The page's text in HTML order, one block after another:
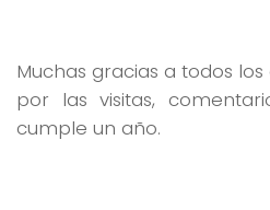
Muchas gracias a todos
por las visitas,
cumple un año.